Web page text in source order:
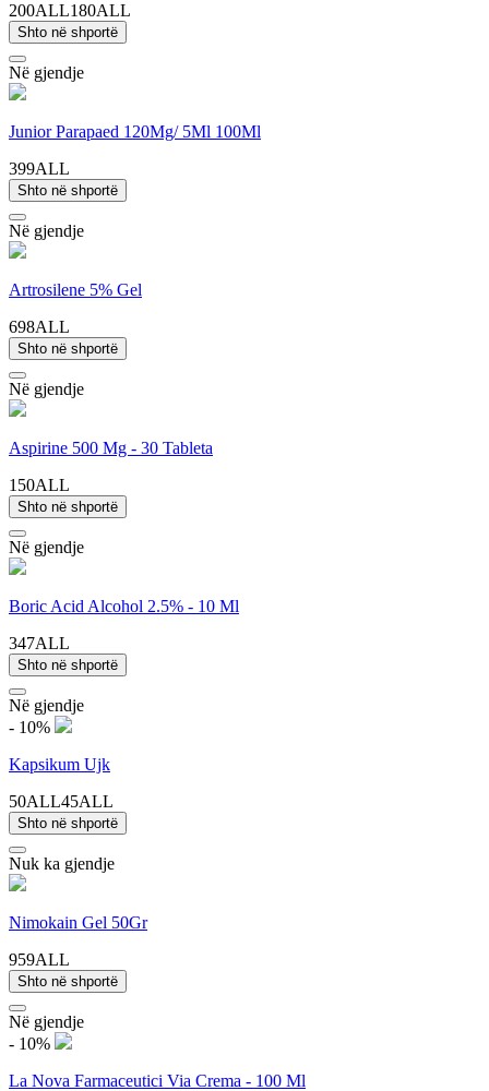
200ALL180ALL
Shto në shportë
Në gjendje
Junior Parapaed 120Mg/ 5Ml 100Ml
399ALL
Shto në shportë
Në gjendje
Artrosilene 5% Gel
698ALL
Shto në shportë
Në gjendje
Aspirine 500 Mg - 30 Tableta
150ALL
Shto në shportë
Në gjendje
Boric Acid Alcohol 2.5% - 10 Ml
347ALL
Shto në shportë
Në gjendje
- 10%
Kapsikum Ujk
50ALL45ALL
Shto në shportë
Nuk ka gjendje
Nimokain Gel 50Gr
959ALL
Shto në shportë
Në gjendje
- 10%
La Nova Farmaceutici Via Crema - 100 Ml